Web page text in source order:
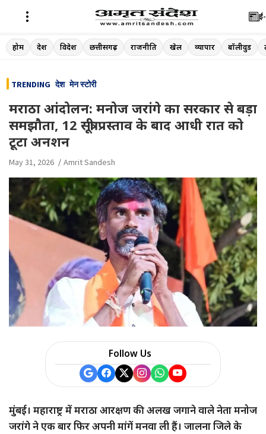
Skip
to
होम देश विदेश छत्तीसगढ़ राजनीति खेल व्यापार बॉलीवुड
TRENDING देश मेन स्टोरी
मराठा आंदोलन: मनोज जरांगे का सरकार से बड़ा
समझौता, 12 सूत्री प्रस्ताव के बाद आधी रात को
टूटा अनशन
May 31, 2026 Amrit Sandesh
Follow Us
मुंबई। महाराष्ट्र में मराठा आरक्षण की अलख जगाने वाले नेता मनोज
जरांगे ने एक बार फिर अपनी मांगें मनवा ली हैं। जालना जिले के